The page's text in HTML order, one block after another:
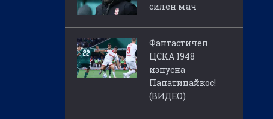
силен мач
Фантастичен
ЦСКА 1948
изпусна
Панатинайкос!
(ВИДЕО)